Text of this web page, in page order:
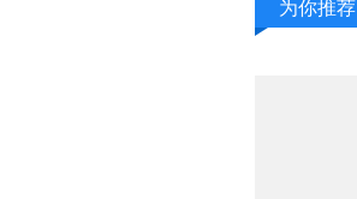
为你推荐